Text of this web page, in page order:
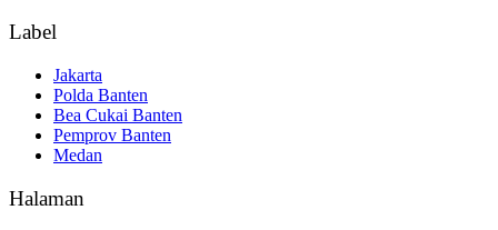
Label
Jakarta
Polda Banten
Bea Cukai Banten
Pemprov Banten
Medan
Halaman